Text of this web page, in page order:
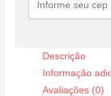
Descrição
Informação
Avaliações (0)